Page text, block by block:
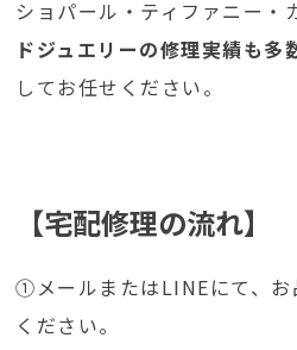
ショパール・ティファニー・
ドジュエリーの修理実績も多
してお任せください。
【宅配修理の流れ】
①メールまたはLINEにて、お
ください。